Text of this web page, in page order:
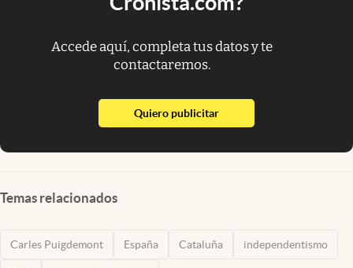
Accede aquí, completa tus datos y te
contactaremos.
Quiero publicitarabre en nueva pestaña
Temas relacionados
Carles Puigdemont España Cataluña independentismo